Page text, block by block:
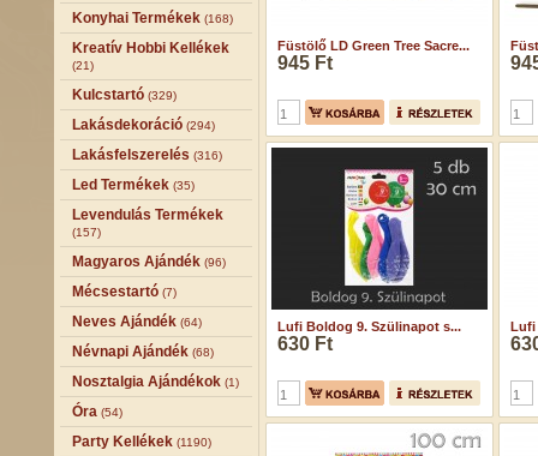
Konyhai Termékek (168)
Kreatív Hobbi Kellékek
(21)
Kulcstartó (329)
Lakásdekoráció (294)
Lakásfelszerelés (316)
Led Termékek (35)
Levendulás Termékek
(157)
Magyaros Ajándék (96)
Mécsestartó (7)
Neves Ajándék (64)
Névnapi Ajándék (68)
Nosztalgia Ajándékok (1)
Óra (54)
Party Kellékek (1190)
Füstölő LD Green Tree Sacre...
945 Ft
Lufi Boldog 9. Szülinapot s...
630 Ft
Lufi